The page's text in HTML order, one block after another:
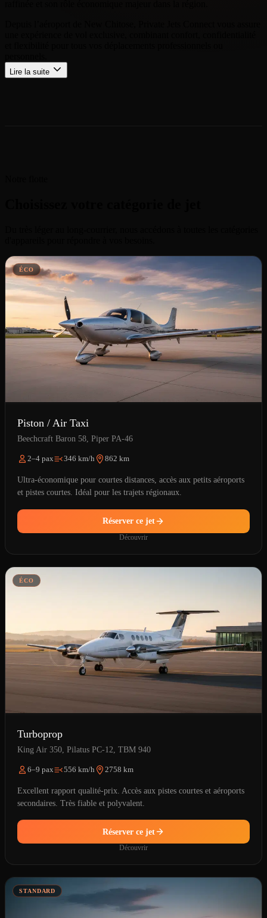
Lire la suite
ÉCO
Piston / Air Taxi
Beechcraft Baron 58, Piper PA-46
2–4 pax 346 km/h 862 km
Ultra-économique pour courtes distances, accès aux petits aéroports
et pistes courtes. Idéal pour les trajets régionaux.
Réserver ce jet
Découvrir
ÉCO
Turboprop
King Air 350, Pilatus PC-12, TBM 940
6–9 pax 556 km/h 2758 km
Excellent rapport qualité-prix. Accès aux pistes courtes et aéroports
secondaires. Très fiable et polyvalent.
Réserver ce jet
Découvrir
STANDARD